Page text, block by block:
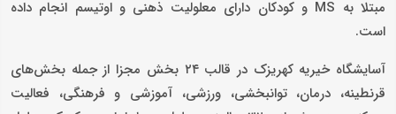
مبتلا به MS و کودکان دارای معلولیت ذهنی و اوتیسم انجام داده
است.
آسایشگاه خیریه کهریزک در قالب ۲۴ بخش مجزا از جمله بخش‌های
قرنطینه، درمان، توانبخشی، ورزشی، آموزشی و فرهنگی، فعالیت